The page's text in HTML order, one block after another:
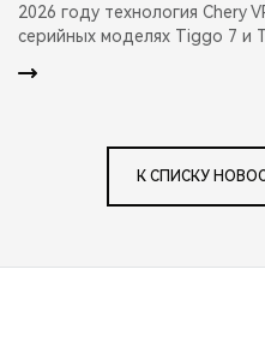
2026 году технология Chery
серийных моделях Tiggo 7 и
К СПИСКУ